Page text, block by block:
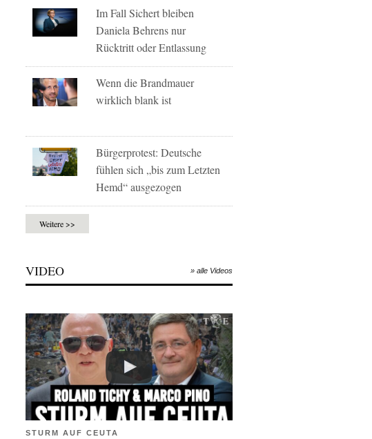
Im Fall Sichert bleiben
Daniela Behrens nur
Rücktritt oder Entlassung
Wenn die Brandmauer
wirklich blank ist
Bürgerprotest: Deutsche
fühlen sich „bis zum Letzten
Hemd“ ausgezogen
Weitere >>
VIDEO » alle Videos
STURM AUF CEUTA